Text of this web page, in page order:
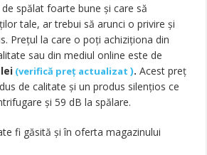
spălat foarte bune şi care să
tale, ar trebui să arunci o privire şi
Preţul la care o poţi achiziţiona din
sau din mediul online este de
lei (verifică preț actualizat).Acest preţ
de calitate şi un produs silenţios ce
şi 59 dB la spălare.
fi găsită și în oferta magazinului